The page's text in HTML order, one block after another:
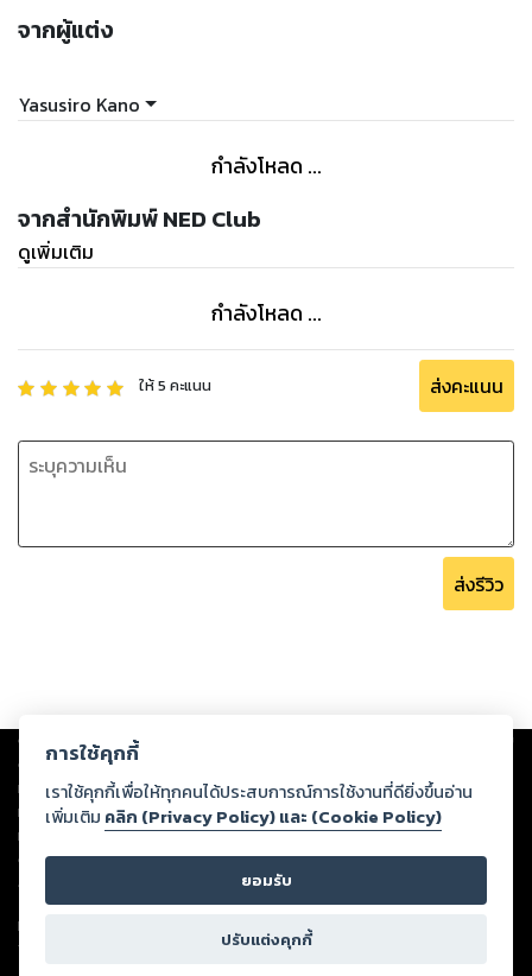
จากผู้แต่ง
Yasusiro Kano
กำลังโหลด ...
จากสำนักพิมพ์ NED Club
ดูเพิ่มเติม
กำลังโหลด ...
ให้5 คะแนน ส่งคะแนน
ส่งรีวิว
Copyright © 2026
ต่อผลงานหรือเนื้อหาใดที่อัปโหลดผ่านเว็บไซต์และปรากฏว่าละเมิดสิทธิใน
ทรัพย์สินทางปัญญาของบุคคลอื่นหรือขัดต่อกฎหมายและศีลธรรม ดังนั้น ผู้อ่าน
ทุกท่านโปรดใช้วิจารณญาณในการกลั่นกรองด้วยตนเอง และหากท่านพบว่าส่วน
หนึ่งส่วนใดขัดต่อกฎหมายและศีลธรรม กรุณาแจ้งมายังบริษัท เพื่อทีมงานจะได้
ดำเนินการในทันที ทั้งนี้ ทางสตอรี่ล็อกขอสงวนลิขสิทธิ์ตามพระราชบัญญัติ
ลิขสิทธิ์ พ.ศ. 2537 (ฉบับล่าสุด)
For support: member@ookbee.com
Version
การใช้คุกกี้
เราใช้คุกกี้เพื่อให้ทุกคนได้ประสบการณ์การใช้งานที่ดียิ่งขึ้นอ่าน
เพิ่มเติม คลิก (Privacy Policy) และ (Cookie Policy)
ยอมรับ
ปรับแต่งคุกกี้